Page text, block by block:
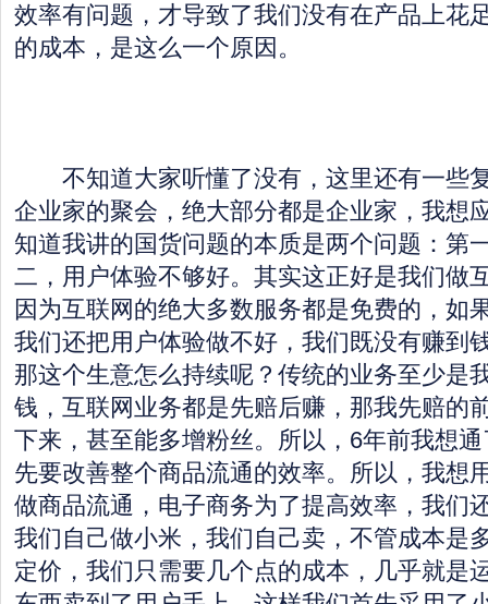
效率有问题，才导致了我们没有在产品上花
的成本，是这么一个原因。
不知道大家听懂了没有，这里还有一些
企业家的聚会，绝大部分都是企业家，我想
知道我讲的国货问题的本质是两个问题：第
二，用户体验不够好。其实这正好是我们做
因为互联网的绝大多数服务都是免费的，如
我们还把用户体验做不好，我们既没有赚到
那这个生意怎么持续呢？传统的业务至少是
钱，互联网业务都是先赔后赚，那我先赔的
下来，甚至能多增粉丝。所以，6年前我想
先要改善整个商品流通的效率。所以，我想
做商品流通，电子商务为了提高效率，我们
我们自己做小米，我们自己卖，不管成本是
定价，我们只需要几个点的成本，几乎就是